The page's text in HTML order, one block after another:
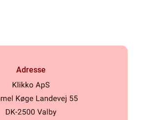
Adresse